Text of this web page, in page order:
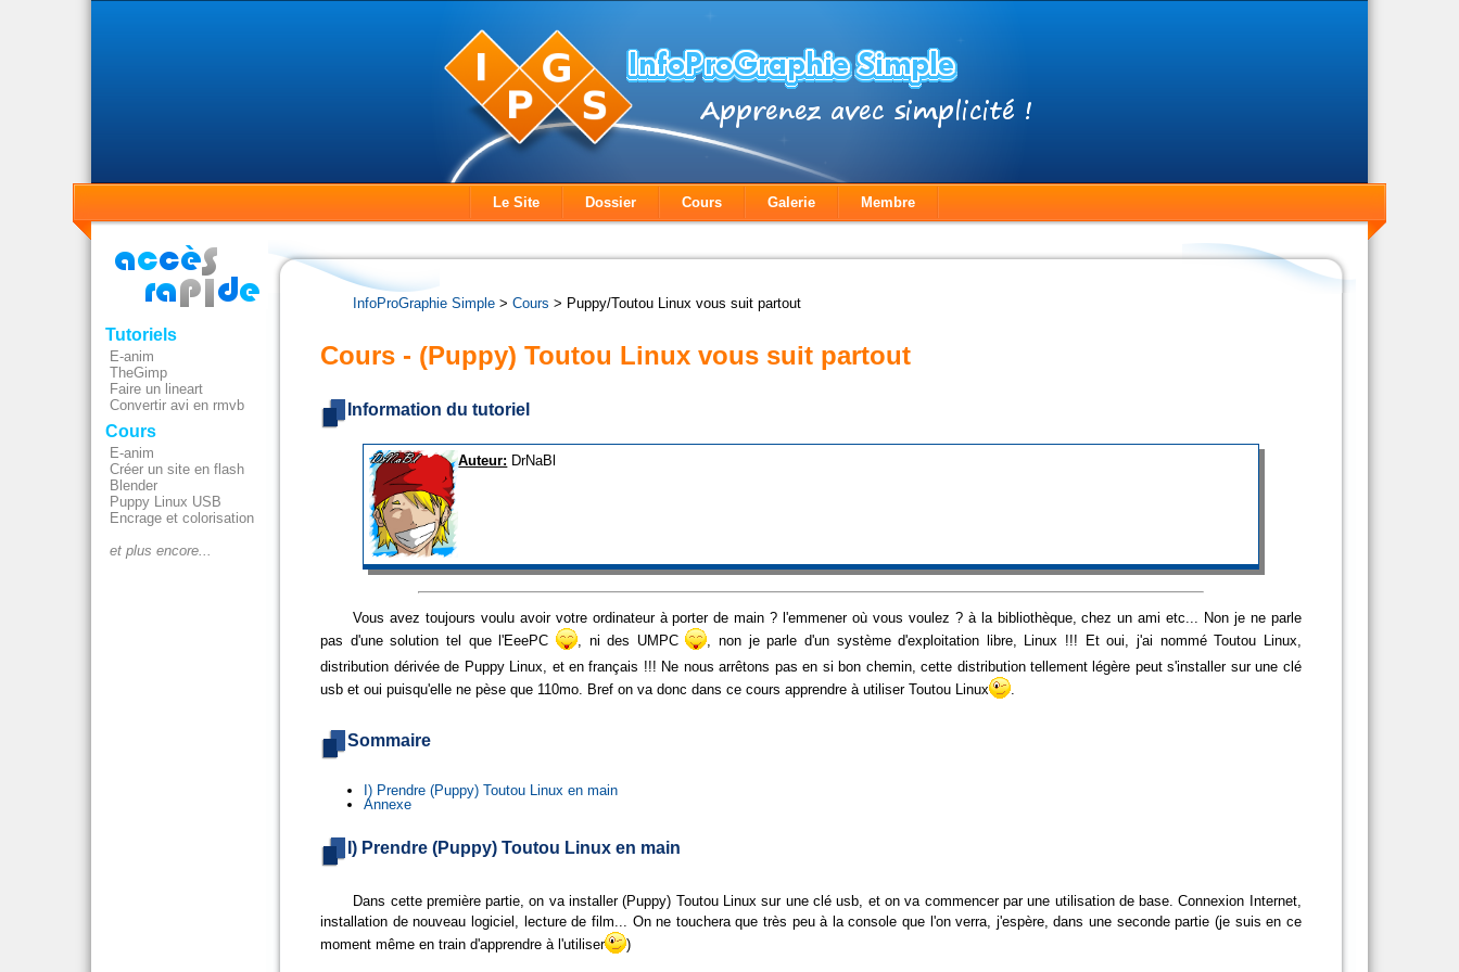
Le Site Dossier Cours Galerie Membre
Tutoriels
E-anim
TheGimp
Faire un lineart
Convertir avi en rmvb
Cours
E-anim
Créer un site en flash
Blender
Puppy Linux USB
Encrage et colorisation
et plus encore...
InfoProGraphie Simple >Cours > Puppy/Toutou Linux vous suit partout
Cours - (Puppy) Toutou Linux vous suit partout
Information du tutoriel
Auteur: DrNaBl
Vous avez toujours voulu avoir votre ordinateur à porter de main ? l'emmener où vous voulez ? à la bibliothèque, chez un ami etc... Non je ne parle
pas d'une solution tel que l'EeePC
, ni des UMPC
, non je parle d'un système d'exploitation libre, Linux !!! Et oui, j'ai nommé Toutou Linux,
distribution dérivée de Puppy Linux, et en français !!! Ne nous arrêtons pas en si bon chemin, cette distribution tellement légère peut s'installer sur une clé
usb et oui puisqu'elle ne pèse que 110mo. Bref on va donc dans ce cours apprendre à utiliser Toutou Linux
.
Sommaire
I) Prendre (Puppy) Toutou Linux en main
Annexe
I) Prendre (Puppy) Toutou Linux en main
Dans cette première partie, on va installer (Puppy) Toutou Linux sur une clé usb, et on va commencer par une utilisation de base. Connexion Internet,
installation de nouveau logiciel, lecture de film... On ne touchera que très peu à la console que l'on verra, j'espère, dans une seconde partie (je suis en ce
moment même en train d'apprendre à l'utiliser
)